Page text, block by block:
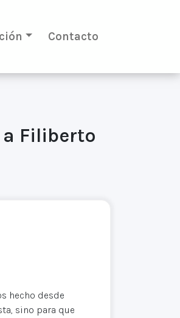
Contacto
Filiberto
hecho desde
sino para que